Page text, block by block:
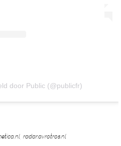
door Public (@publicfr)
radar.avrotros.nl